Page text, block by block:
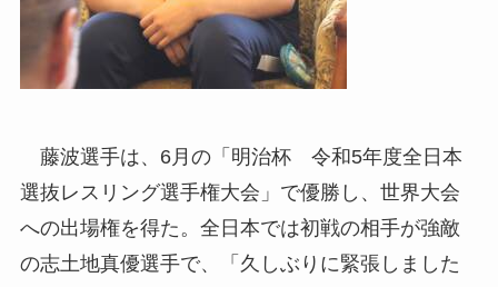
藤波選手は、6月の「明治杯 令和5年度全日本
選抜レスリング選手権大会」で優勝し、世界大会
への出場権を得た。全日本では初戦の相手が強敵
の志土地真優選手で、「久しぶりに緊張しました